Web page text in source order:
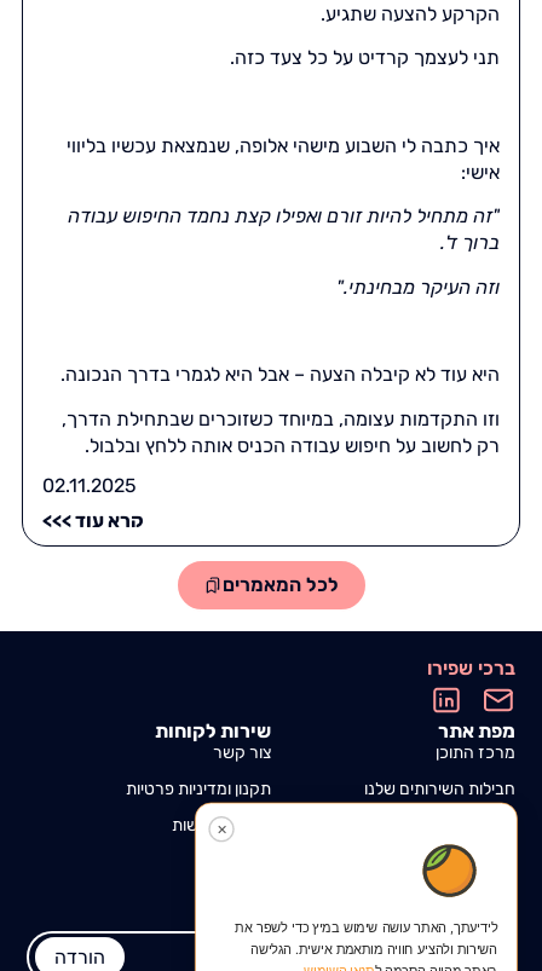
הקרקע להצעה שתגיע.
תני לעצמך קרדיט על כל צעד כזה.
איך כתבה לי השבוע מישהי אלופה, שנמצאת עכשיו בליווי
אישי:
"זה מתחיל להיות זורם ואפילו קצת נחמד החיפוש עבודה
ברוך ד'.
וזה העיקר מבחינתי."
היא עוד לא קיבלה הצעה – אבל היא לגמרי בדרך הנכונה.
וזו התקדמות עצומה, במיוחד כשזוכרים שבתחילת הדרך,
רק לחשוב על חיפוש עבודה הכניס אותה ללחץ ובלבול.
02.11.2025
קרא עוד >>>
לכל המאמרים
ברכי שפירו
מפת אתר
מרכז התוכן
חבילות השירותים שלנו
שירות לקוחות
צור קשר
תקנון ומדיניות פרטיות
הצהרת נגישות
הורדת מדריך לכתיבת קו"ח
בקליק אחד, ישירות למחשב!
עותק יישלח במייל
הורדה
✕
לידיעתך, האתר עושה שימוש במיץ כדי לשפר את
השירות ולהציע חוויה מותאמת אישית. הגלישה